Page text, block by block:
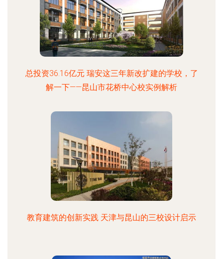
总投资36.16亿元 瑞安这三年新改扩建的学校，了
解一下——昆山市花桥中心校实例解析
教育建筑的创新实践 天津与昆山的三校设计启示